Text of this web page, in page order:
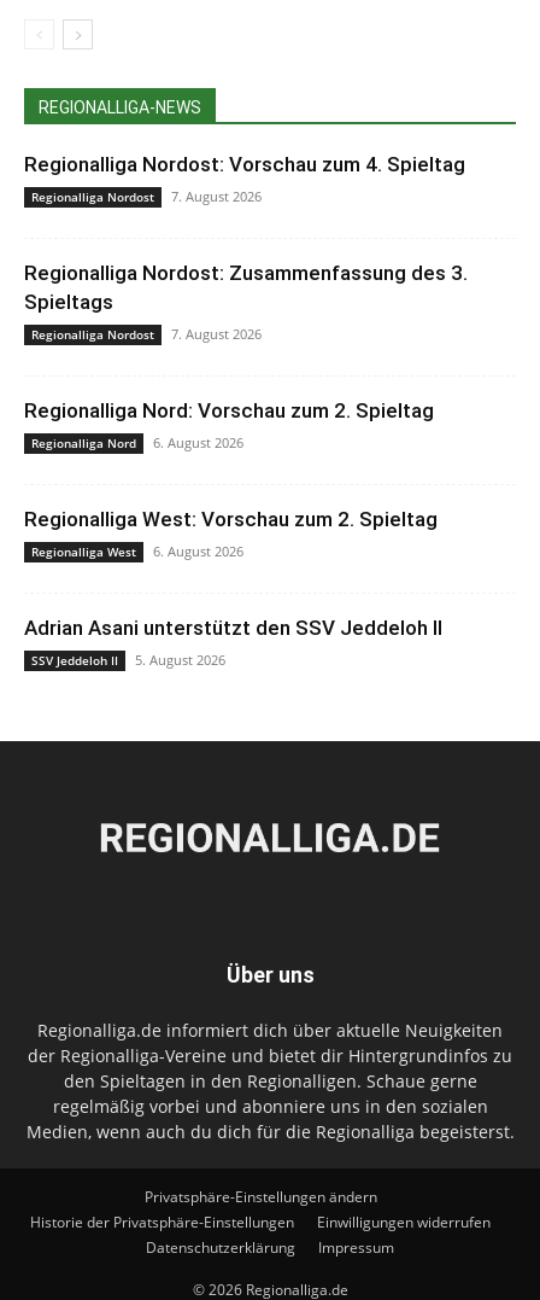
REGIONALLIGA-NEWS
Regionalliga Nordost: Vorschau zum 4. Spieltag
Regionalliga Nordost 7. August 2026
Regionalliga Nordost: Zusammenfassung des 3.
Spieltags
Regionalliga Nordost 7. August 2026
Regionalliga Nord: Vorschau zum 2. Spieltag
Regionalliga Nord 6. August 2026
Regionalliga West: Vorschau zum 2. Spieltag
Regionalliga West 6. August 2026
Adrian Asani unterstützt den SSV Jeddeloh II
SSV Jeddeloh II 5. August 2026
Über uns
Regionalliga.de informiert dich über aktuelle Neuigkeiten
der Regionalliga-Vereine und bietet dir Hintergrundinfos zu
den Spieltagen in den Regionalligen. Schaue gerne
regelmäßig vorbei und abonniere uns in den sozialen
Medien, wenn auch du dich für die Regionalliga begeisterst.
Privatsphäre-Einstellungen ändern
Historie der Privatsphäre-Einstellungen
Einwilligungen widerrufen
Datenschutzerklärung
Impressum
© 2026 Regionalliga.de